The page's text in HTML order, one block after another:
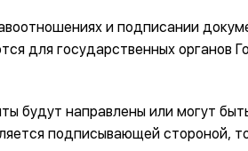
и подписании
для государственных органов
будут направлены или могут
подписывающей стороной,